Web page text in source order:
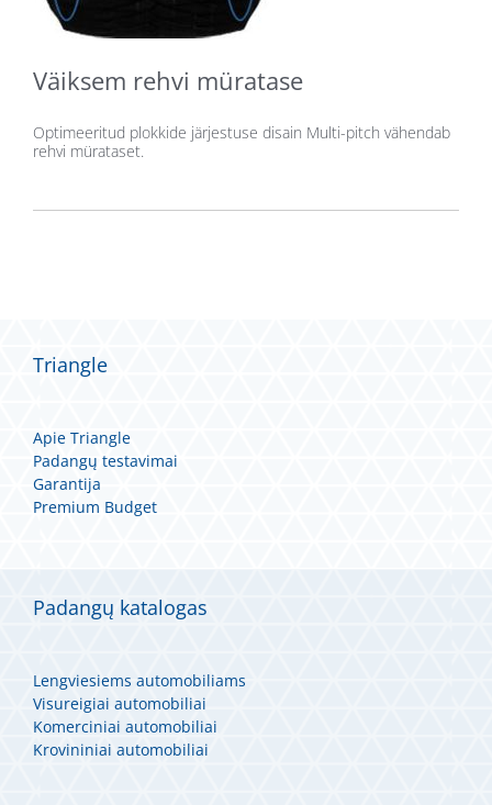
Väiksem rehvi müratase
Optimeeritud plokkide järjestuse disain Multi-pitch vähendab
rehvi mürataset.
Triangle
Apie Triangle
Padangų testavimai
Garantija
Premium Budget
Padangų katalogas
Lengviesiems automobiliams
Visureigiai automobiliai
Komerciniai automobiliai
Krovininiai automobiliai